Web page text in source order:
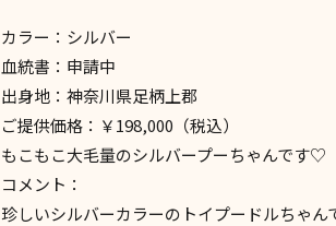
カラー：シルバー
血統書：申請中
出身地：神奈川県足柄上郡
ご提供価格：￥198,000（税込）
もこもこ大毛量のシルバープーちゃんです♡
コメント：
珍しいシルバーカラーのトイプードルちゃ